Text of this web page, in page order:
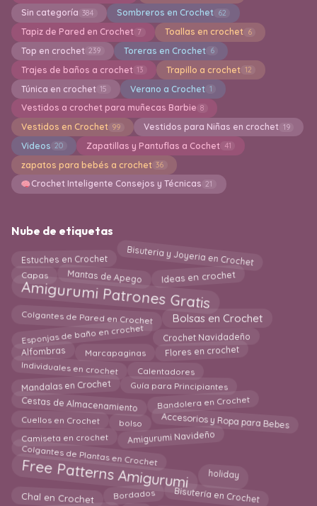
Sin categoría 384 Sombreros en Crochet 62
Tapiz de Pared en Crochet 7 Toallas en crochet 6
Top en crochet 239 Toreras en Crochet 6
Trajes de baños a crochet 13 Trapillo a crochet 12
Túnica en crochet 15 Verano a Crochet 1
Vestidos a crochet para muñecas Barbie 8
Vestidos en Crochet 99 Vestidos para Niñas en crochet 19
Videos 20 Zapatillas y Pantuflas a Cochet 41
zapatos para bebés a crochet 36
Crochet Inteligente Consejos y Técnicas 21
Nube de etiquetas
Estuches en Crochet Bisuteria y Joyeria en Crochet
Capas Mantas de Apego Ideas en crochet
Amigurumi Patrones Gratis
Colgantes de Pared en Crochet Bolsas en Crochet
Esponjas de baño en crochet Crochet Navidadeño
Alfombras Marcapaginas Flores en crochet
Individuales en crochet Calentadores
Mandalas en Crochet Guía para Principiantes
Cestas de Almacenamiento Bandolera en Crochet
Cuellos en Crochet bolso Accesorios y Ropa para Bebes
Camiseta en crochet Amigurumi Navideño
Colgantes de Plantas en Crochet
Free Patterns Amigurumi holiday
Chal en Crochet Bordados Bisutería en Crochet